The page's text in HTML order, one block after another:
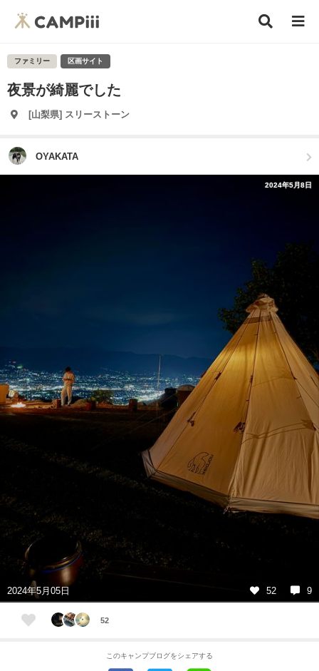
ファミリー 区画サイト
夜景が綺麗でした
[山梨県] スリーストーン
OYAKATA
2024年5月8日
2024年5月05日 52 9
52
このキャンプブログをシェアする